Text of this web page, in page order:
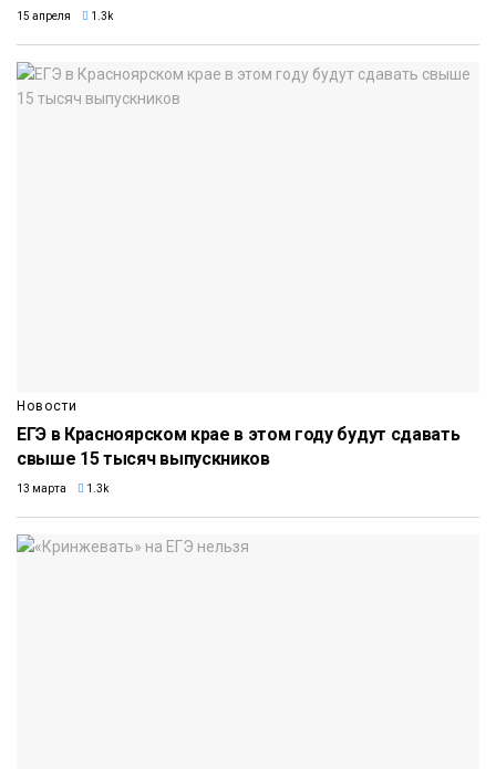
15 апреля 1.3k
Новости
ЕГЭ в Красноярском крае в этом году будут сдавать
свыше 15 тысяч выпускников
13 марта 1.3k